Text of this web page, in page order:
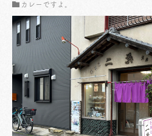
カレーですよ。